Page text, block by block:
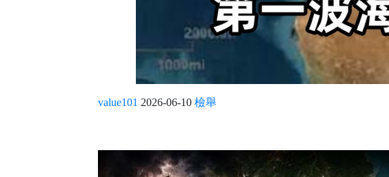
value101 2026-06-10 檢舉